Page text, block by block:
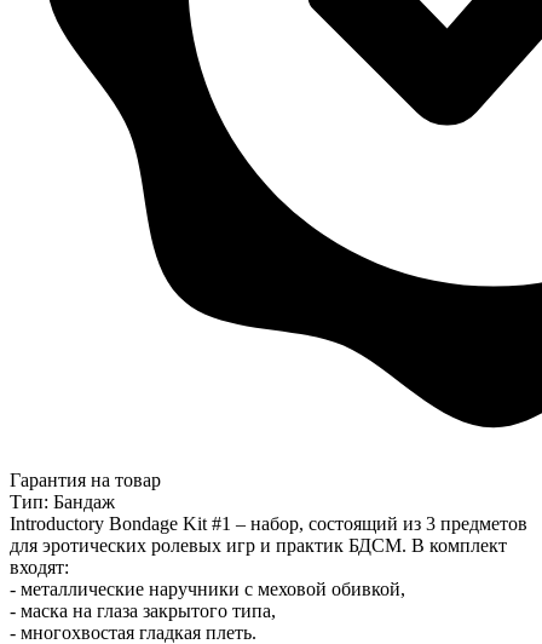
Гарантия на товар
Тип: Бандаж
Introductory Bondage Kit #1 – набор, состоящий из 3 предметов
для эротических ролевых игр и практик БДСМ. В комплект
входят:
- металлические наручники с меховой обивкой,
- маска на глаза закрытого типа,
- многохвостая гладкая плеть.